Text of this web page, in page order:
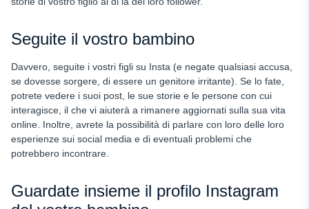
Seguite il vostro bambino
Davvero, seguite i vostri figli su Insta (e negate qualsiasi accusa,
se dovesse sorgere, di essere un genitore irritante). Se lo fate,
potrete vedere i suoi post, le sue storie e le persone con cui
interagisce, il che vi aiuterà a rimanere aggiornati sulla sua vita
online. Inoltre, avrete la possibilità di parlare con loro delle loro
esperienze sui social media e di eventuali problemi che
potrebbero incontrare.
Guardate insieme il profilo Instagram